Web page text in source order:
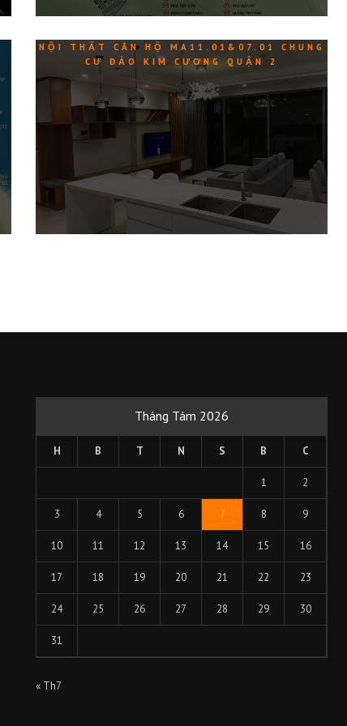
NỘI THẤT CĂN HỘ MA11.01&07.01 CHUNG
CƯ ĐẢO KIM CƯƠNG QUẬN 2
Tháng Tám 2026
H B T N S B C
1 2
3 4 5 6 7 8 9
10 11 12 13 14 15 16
17 18 19 20 21 22 23
24 25 26 27 28 29 30
31
« Th7